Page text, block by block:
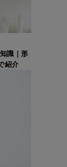
識｜形
紹介